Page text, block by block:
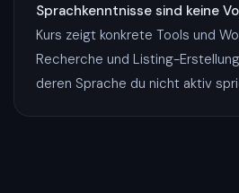
Sprachkenntnisse sind keine
Kurs zeigt konkrete Tools und
Recherche und Listing-
deren Sprache du nicht aktiv